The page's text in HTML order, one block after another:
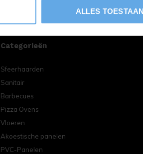
ALLES TOESTAAN
Categorieën
Sfeerhaarden
Sanitair
Barbecues
Pizza Ovens
Vloeren
Akoestische panelen
PVC-Panelen